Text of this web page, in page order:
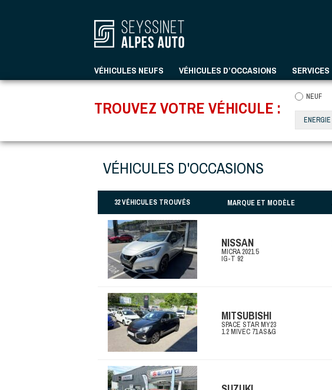
VÉHICULES NEUFS VÉHICULES D’OCCASIONS SERVICES
TROUVEZ VOTRE VÉHICULE :
NEUF
VÉHICULES D'OCCASIONS
32 VÉHICULES TROUVÉS MARQUE ET MODÈLE
NISSAN
MICRA 2021.5
IG-T 92
MITSUBISHI
SPACE STAR MY23
1.2 MIVEC 71 AS&G